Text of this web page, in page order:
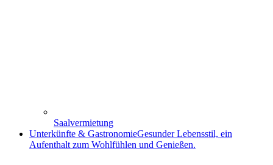
Saalvermietung
Unterkünfte & GastronomieGesunder Lebensstil, ein
Aufenthalt zum Wohlfühlen und Genießen.